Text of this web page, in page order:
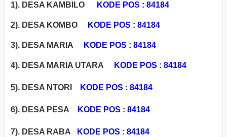
1). DESA KAMBILO KODE POS : 84184
2). DESA KOMBO KODE POS : 84184
3). DESA MARIA KODE POS : 84184
4). DESA MARIA UTARA KODE POS : 84184
5). DESA NTORI KODE POS : 84184
6). DESA PESA KODE POS : 84184
7). DESA RABA KODE POS : 84184